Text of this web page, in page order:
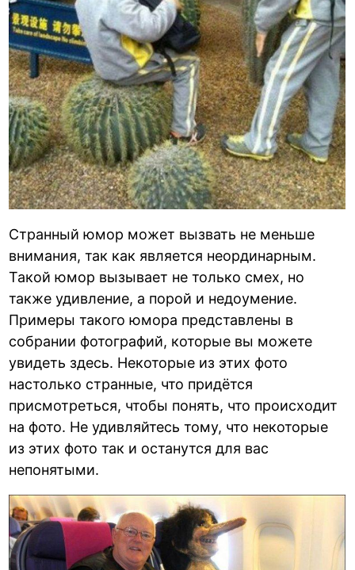
Странный юмор может вызвать не меньше
внимания, так как является неординарным.
Такой юмор вызывает не только смех, но
также удивление, а порой и недоумение.
Примеры такого юмора представлены в
собрании фотографий, которые вы можете
увидеть здесь. Некоторые из этих фото
настолько странные, что придётся
присмотреться, чтобы понять, что происходит
на фото. Не удивляйтесь тому, что некоторые
из этих фото так и останутся для вас
непонятыми.